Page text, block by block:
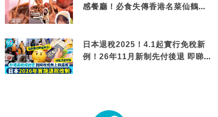
感餐廳！必食失傳香港名菜仙鶴神
日本退稅2025！4.1起實行免稅新
例！26年11月新制先付後退 即睇步